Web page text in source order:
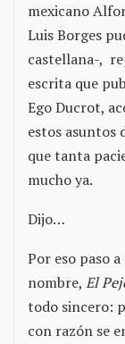
mexicano
Luis Borges
castellana-,
escrita que
Ego Ducrot,
estos asuntos
que tanta
mucho ya.
Dijo…
Por eso paso
nombre, El
todo sincero:
con razón se